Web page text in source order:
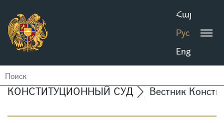
Հայ
Рус
Eng
КОНСТИТУЦИОННЫЙ СУД Вестник